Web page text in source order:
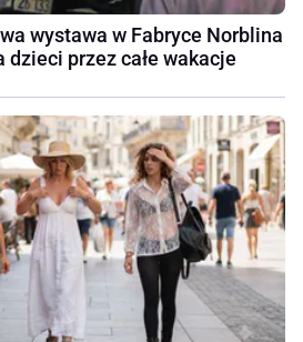
wystawa w Fabryce Norblina
przez całe wakacje